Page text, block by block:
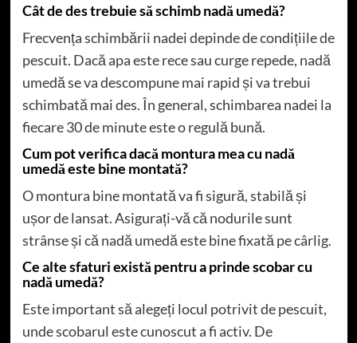
Cât de des trebuie să schimb nadă umedă?
Frecvența schimbării nadei depinde de condițiile de
pescuit. Dacă apa este rece sau curge repede, nadă
umedă se va descompune mai rapid și va trebui
schimbată mai des. În general, schimbarea nadei la
fiecare 30 de minute este o regulă bună.
Cum pot verifica dacă montura mea cu nadă
umedă este bine montată?
O montura bine montată va fi sigură, stabilă și
ușor de lansat. Asigurați-vă că nodurile sunt
strânse și că nadă umedă este bine fixată pe cârlig.
Ce alte sfaturi există pentru a prinde scobar cu
nadă umedă?
Este important să alegeți locul potrivit de pescuit,
unde scobarul este cunoscut a fi activ. De